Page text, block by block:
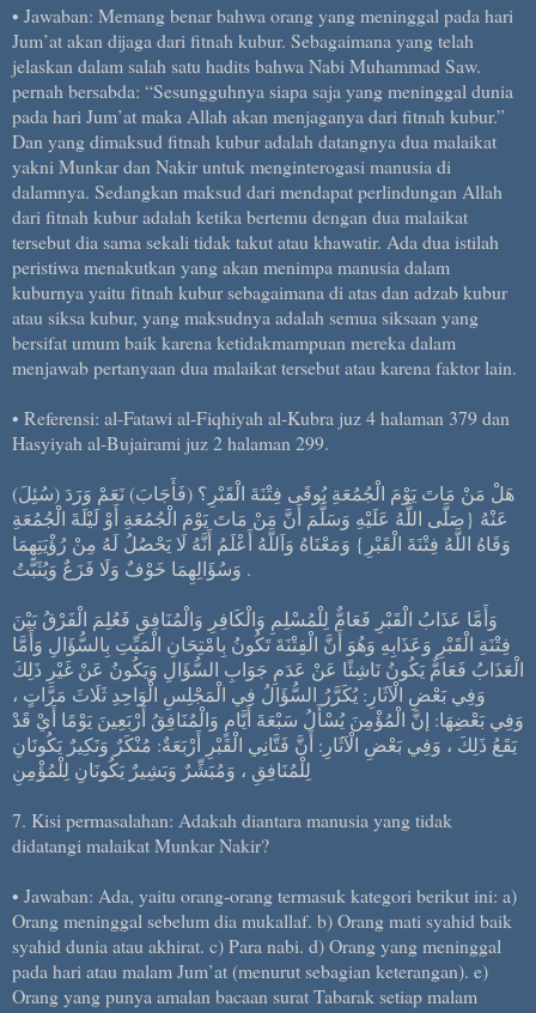
• Jawaban: Memang benar bahwa orang yang meninggal pada hari
Jum’at akan dijaga dari fitnah kubur. Sebagaimana yang telah
jelaskan dalam salah satu hadits bahwa Nabi Muhammad Saw.
pernah bersabda: “Sesungguhnya siapa saja yang meninggal dunia
pada hari Jum’at maka Allah akan menjaganya dari fitnah kubur.”
Dan yang dimaksud fitnah kubur adalah datangnya dua malaikat
yakni Munkar dan Nakir untuk menginterogasi manusia di
dalamnya. Sedangkan maksud dari mendapat perlindungan Allah
dari fitnah kubur adalah ketika bertemu dengan dua malaikat
tersebut dia sama sekali tidak takut atau khawatir. Ada dua istilah
peristiwa menakutkan yang akan menimpa manusia dalam
kuburnya yaitu fitnah kubur sebagaimana di atas dan adzab kubur
atau siksa kubur, yang maksudnya adalah semua siksaan yang
bersifat umum baik karena ketidakmampuan mereka dalam
menjawab pertanyaan dua malaikat tersebut atau karena faktor lain.
• Referensi: al-Fatawi al-Fiqhiyah al-Kubra juz 4 halaman 379 dan
Hasyiyah al-Bujairami juz 2 halaman 299.
(سُئِلَ) هَلْ مَنْ مَاتَ يَوْمَ الْجُمُعَةِ يُوقَى فِتْنَةَ الْقَبْرِ؟ (فَأَجَابَ) نَعَمْ وَرَدَ
عَنْهُ {صَلَّى اللَّهُ عَلَيْهِ وَسَلَّمَ أَنَّ مَنْ مَاتَ يَوْمَ الْجُمُعَةِ أَوْ لَيْلَةَ الْجُمُعَةِ
وَقَاهُ اللَّهُ فِتْنَةَ الْقَبْرِ} وَمَعْنَاهُ وَاَللَّهُ أَعْلَمُ أَنَّهُ لَا يَحْصُلُ لَهُ مِنْ رُؤْيَتِهِمَا
وَسُؤَالِهِمَا خَوْفٌ وَلَا فَزَعٌ وَيُثَبَّتُ .
وَأَمَّا عَذَابُ الْقَبْرِ فَعَامٌّ لِلْمُسْلِمِ وَالْكَافِرِ وَالْمُنَافِقِ فَعُلِمَ الْفَرْقُ بَيْنَ
فِتْنَةِ الْقَبْرِ وَعَذَابِهِ وَهُوَ أَنَّ الْفِتْنَةَ تَكُونُ بِامْتِحَانِ الْمَيِّتِ بِالسُّؤَالِ وَأَمَّا
الْعَذَابُ فَعَامٌّ يَكُونُ نَاشِئًا عَنْ عَدَمِ جَوَابِ السُّؤَالِ وَيَكُونُ عَنْ غَيْرِ ذَلِكَ
وَفِي بَعْضِ الْآثَارِ: يُكَرَّرُ السُّؤَالُ فِي الْمَجْلِسِ الْوَاحِدِ ثَلَاثَ مَرَّاتٍ ،
وَفِي بَعْضِهَا: إنَّ الْمُؤْمِنَ يُسْأَلُ سَبْعَةَ أَيَّامٍ وَالْمُنَافِقُ أَرْبَعِينَ يَوْمًا أَيْ قَدْ
يَقَعُ ذَلِكَ ، وَفِي بَعْضِ الْآثَارِ: أَنَّ فَتَّانِي الْقَبْرِ أَرْبَعَةٌ: مُنْكَرٌ وَنَكِيرٌ يَكُونَانِ
لِلْمُنَافِقِ ، وَمُبَشِّرٌ وَبَشِيرٌ يَكُونَانِ لِلْمُؤْمِنِ
7. Kisi permasalahan: Adakah diantara manusia yang tidak
didatangi malaikat Munkar Nakir?
• Jawaban: Ada, yaitu orang-orang termasuk kategori berikut ini: a)
Orang meninggal sebelum dia mukallaf. b) Orang mati syahid baik
syahid dunia atau akhirat. c) Para nabi. d) Orang yang meninggal
pada hari atau malam Jum’at (menurut sebagian keterangan). e)
Orang yang punya amalan bacaan surat Tabarak setiap malam